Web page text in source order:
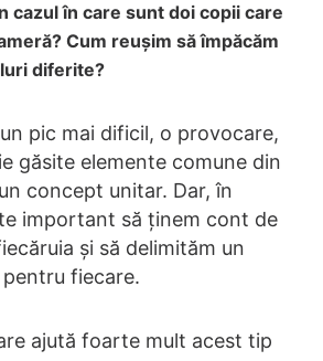
cazul în care sunt doi copii care
Cum reușim să împăcăm
diferite?
pic mai dificil, o provocare,
găsite elemente comune din
concept unitar. Dar, în
important să ținem cont de
și să delimităm un
fiecare.
ajută foarte mult acest tip